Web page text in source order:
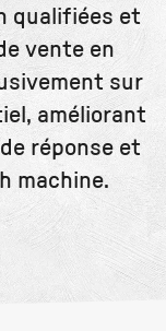
qualifiées et
vente en
sur
améliorant
réponse et
machine.